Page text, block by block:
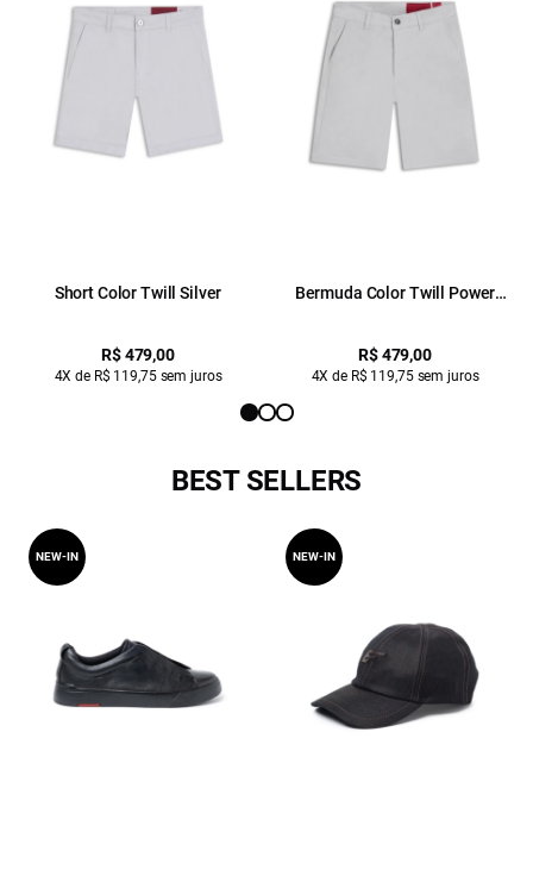
Short Color Twill Silver
R$ 479,00
4X de R$ 119,75 sem juros
Bermuda Color Twill Power
R$ 479,00
4X de R$ 119,75 sem juros
BEST SELLERS
NEW-IN NEW-IN